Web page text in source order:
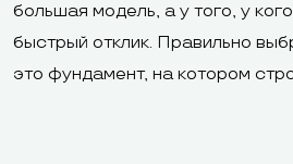
большая модель, а у того, у
быстрый отклик. Правильно
это фундамент, на котором